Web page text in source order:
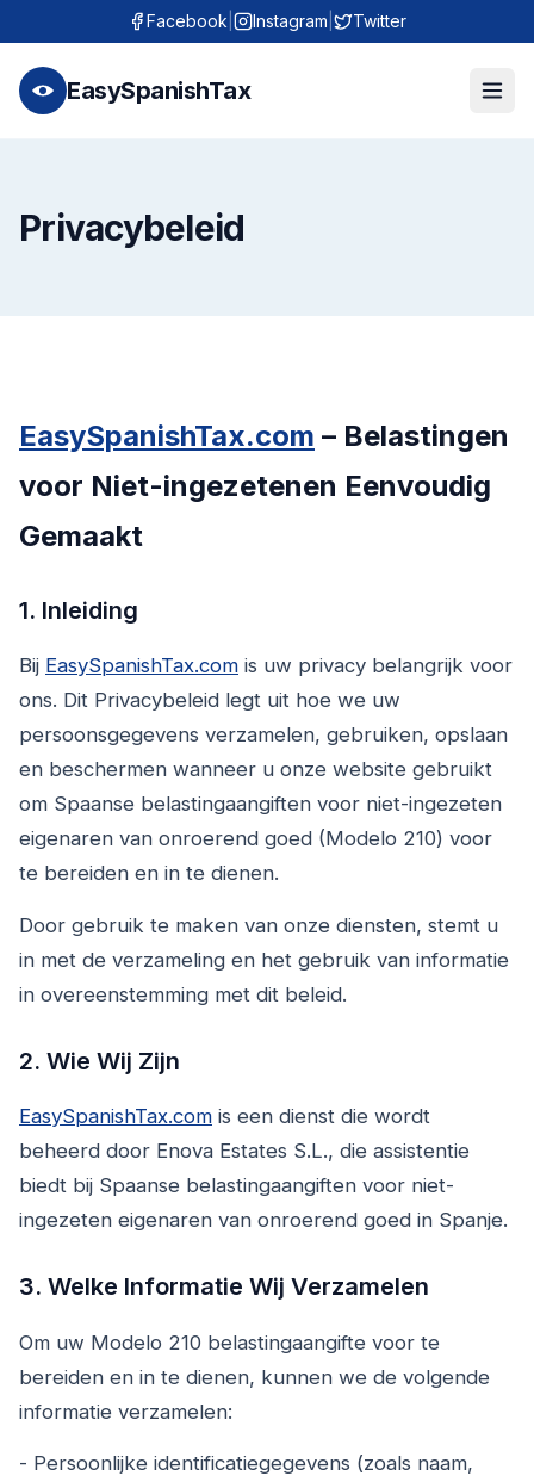
Facebook Instagram Twitter
EasySpanishTax
Privacybeleid
EasySpanishTax.com – Belastingen
voor Niet-ingezetenen Eenvoudig
Gemaakt
1. Inleiding
Bij EasySpanishTax.com is uw privacy belangrijk voor
ons. Dit Privacybeleid legt uit hoe we uw
persoonsgegevens verzamelen, gebruiken, opslaan
en beschermen wanneer u onze website gebruikt
om Spaanse belastingaangiften voor niet-ingezeten
eigenaren van onroerend goed (Modelo 210) voor
te bereiden en in te dienen.
Door gebruik te maken van onze diensten, stemt u
in met de verzameling en het gebruik van informatie
in overeenstemming met dit beleid.
2. Wie Wij Zijn
EasySpanishTax.com is een dienst die wordt
beheerd door Enova Estates S.L., die assistentie
biedt bij Spaanse belastingaangiften voor niet-
ingezeten eigenaren van onroerend goed in Spanje.
3. Welke Informatie Wij Verzamelen
Om uw Modelo 210 belastingaangifte voor te
bereiden en in te dienen, kunnen we de volgende
informatie verzamelen:
- Persoonlijke identificatiegegevens (zoals naam,